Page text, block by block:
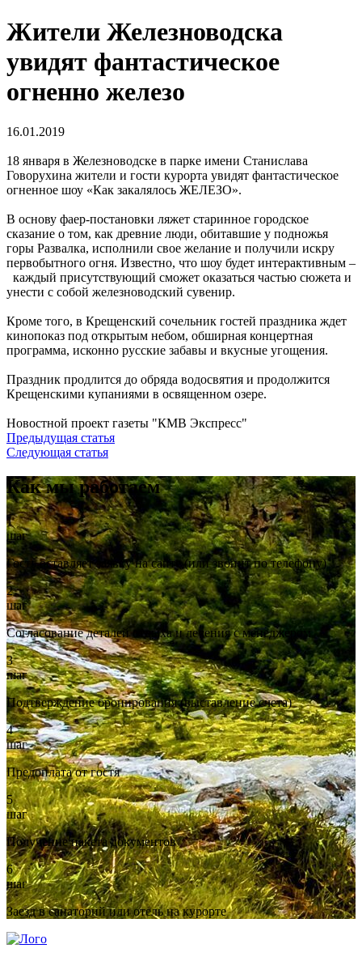
Жители Железноводска
увидят фантастическое
огненно железо
16.01.2019
18 января в Железноводске в парке имени Станислава
Говорухина жители и гости курорта увидят фантастическое
огненное шоу «Как закалялось ЖЕЛЕЗО».
В основу фаер-постановки ляжет старинное городское
сказание о том, как древние люди, обитавшие у подножья
горы Развалка, исполнили свое желание и получили искру
первобытного огня. Известно, что шоу будет интерактивным –
каждый присутствующий сможет оказаться частью сюжета и
унести с собой железноводский сувенир.
Кроме того, в Крещенский сочельник гостей праздника ждет
кинопоказ под открытым небом, обширная концертная
программа, исконно русские забавы и вкусные угощения.
Праздник продлится до обряда водосвятия и продолжится
Крещенскими купаниями в освященном озере.
Новостной проект газеты "КМВ Экспресс"
Предыдущая статья
Следующая статья
Как мы работаем
1
шаг
Гость оставляет заявку на сайте (или звонит по телефону)
2
шаг
Согласование деталей отдыха и лечения с менеджером
3
шаг
Подтверждение бронирования (выставление счета)
4
шаг
Предоплата от гостя
5
шаг
Получение пакета документов
6
шаг
Заезд в санаторий или отель на курорте